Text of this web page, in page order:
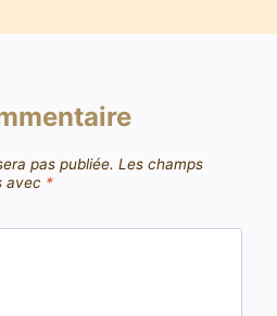
pas publiée. Les champs
avec *